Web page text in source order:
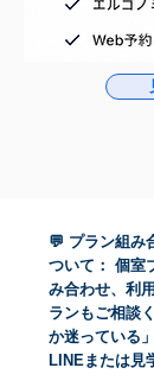
💬 プラン組み
ついて： 個室
み合わせ、利
ランもご相談
か迷っている
LINEまたは見